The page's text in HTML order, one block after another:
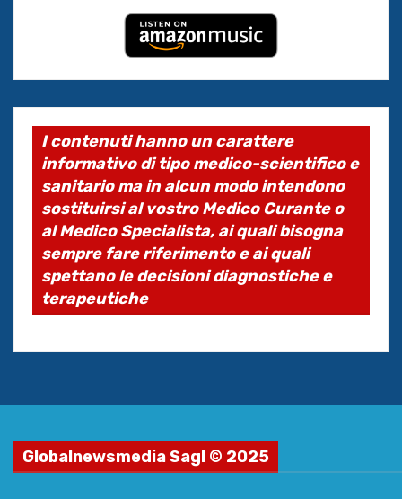
I contenuti hanno un carattere
informativo di tipo medico-scientifico e
sanitario ma in alcun modo intendono
sostituirsi al vostro Medico Curante o
al Medico Specialista, ai quali bisogna
sempre fare riferimento e ai quali
spettano le decisioni diagnostiche e
terapeutiche
Globalnewsmedia Sagl © 2025